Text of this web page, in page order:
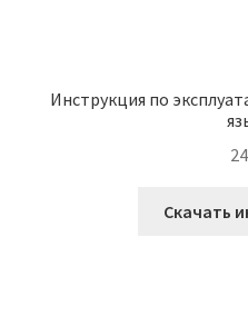
Инструкция по
Скачать